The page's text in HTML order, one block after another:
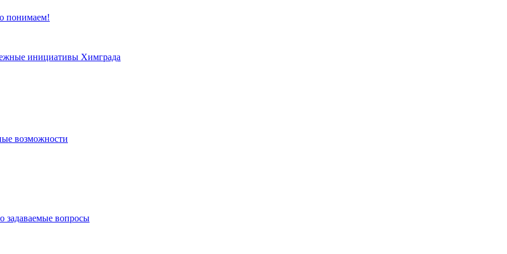
понимаем!
инициативы Химграда
возможности
задаваемые вопросы